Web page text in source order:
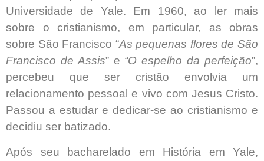
Universidade de Yale. Em 1960, ao ler mais
sobre o cristianismo, em particular, as obras
sobre São Francisco “As pequenas flores de São
Francisco de Assis” e “O espelho da perfeição”,
percebeu que ser cristão envolvia um
relacionamento pessoal e vivo com Jesus Cristo.
Passou a estudar e dedicar-se ao cristianismo e
decidiu ser batizado.
Após seu bacharelado em História em Yale,